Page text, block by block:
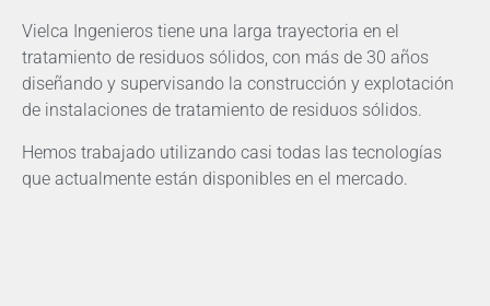
Vielca Ingenieros tiene una larga trayectoria en el
tratamiento de residuos sólidos, con más de 30 años
diseñando y supervisando la construcción y explotación
de instalaciones de tratamiento de residuos sólidos.
Hemos trabajado utilizando casi todas las tecnologías
que actualmente están disponibles en el mercado.